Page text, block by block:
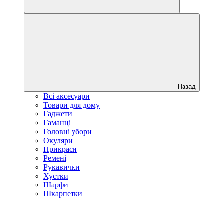
Назад
Всі аксесуари
Товари для дому
Гаджети
Гаманці
Головні убори
Окуляри
Прикраси
Ремені
Рукавички
Хустки
Шарфи
Шкарпетки